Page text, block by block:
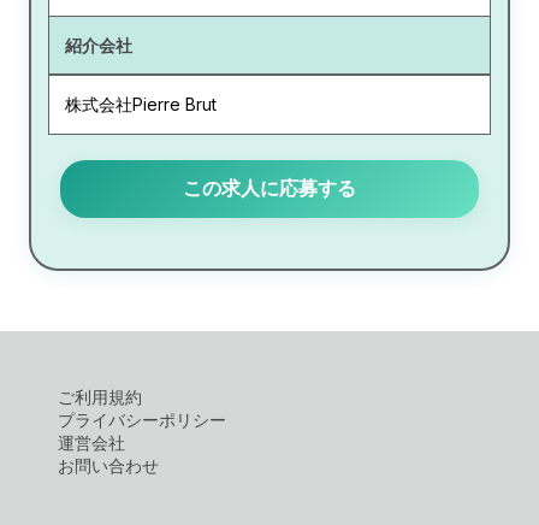
紹介会社
株式会社Pierre Brut
この求人に応募する
ご利用規約
プライバシーポリシー
運営会社
お問い合わせ